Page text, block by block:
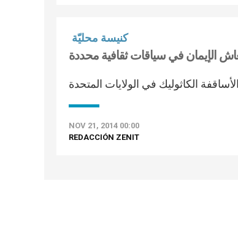
كنيسة محليّة
الإيمان في سياقات ثقافية محددة
الكاثوليك في الولايات المتحدة
NOV 21, 2014 00:00
REDACCIÓN ZENIT